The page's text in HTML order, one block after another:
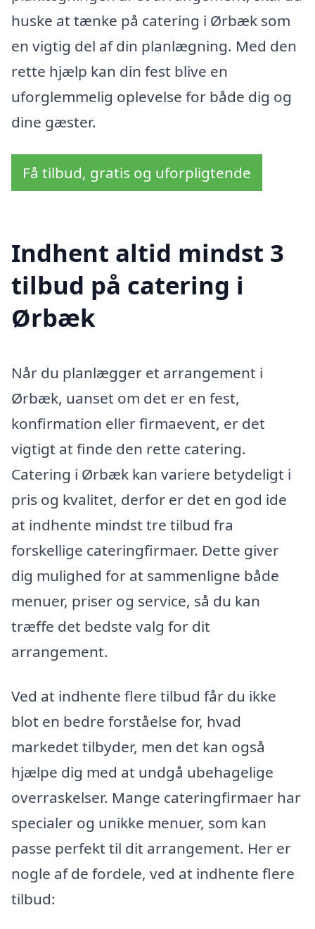
huske at tænke på catering i Ørbæk som
en vigtig del af din planlægning. Med den
rette hjælp kan din fest blive en
uforglemmelig oplevelse for både dig og
dine gæster.
Få tilbud, gratis og uforpligtende
Indhent altid mindst 3
tilbud på catering i
Ørbæk
Når du planlægger et arrangement i
Ørbæk, uanset om det er en fest,
konfirmation eller firmaevent, er det
vigtigt at finde den rette catering.
Catering i Ørbæk kan variere betydeligt i
pris og kvalitet, derfor er det en god ide
at indhente mindst tre tilbud fra
forskellige cateringfirmaer. Dette giver
dig mulighed for at sammenligne både
menuer, priser og service, så du kan
træffe det bedste valg for dit
arrangement.
Ved at indhente flere tilbud får du ikke
blot en bedre forståelse for, hvad
markedet tilbyder, men det kan også
hjælpe dig med at undgå ubehagelige
overraskelser. Mange cateringfirmaer har
specialer og unikke menuer, som kan
passe perfekt til dit arrangement. Her er
nogle af de fordele, ved at indhente flere
tilbud: